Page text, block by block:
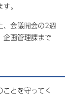
。
、会議開会の2週
画管理課まで
とを守ってく